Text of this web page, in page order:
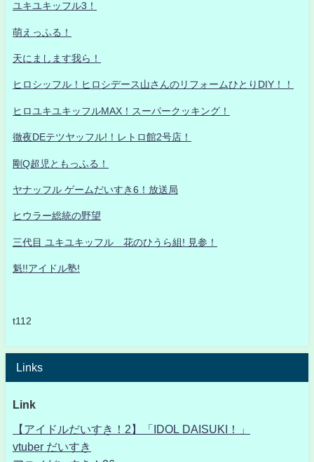
ユキユキッフル3！
萌えっふる！
天にまします我ら！
ヒロシッフル！ヒロシデース山さんのリフォームひとりDIY！！
ヒロユキユキッフルMAX！スーパークッキング！
徹夜DEテツヤッフル!！レトロ館2号店！
剛Q超児ともっふる！
ヤナッフル ゲームだいすき6！放送局
ヒウラー総統の野望
三代目 ユキユキッフル 花のひうら組! 見参！
魁!!アイドル塾!
t112
Links
Link
【アイドルだいすき！2】「IDOL DAISUKI！」
vtuber だいすき